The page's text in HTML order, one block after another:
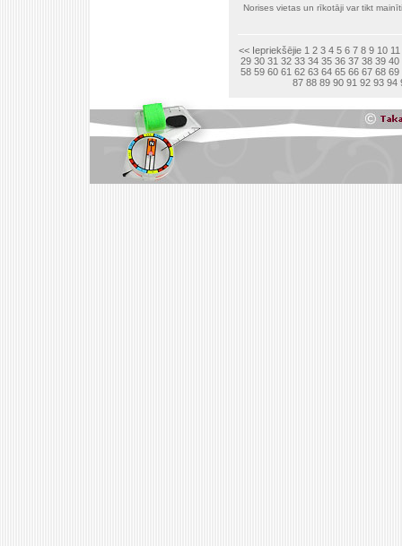
Norises vietas un rīkotāji var tikt
<< Iepriekšējie 1 2 3 4 5 6 7 8 9 10 11
29 30 31 32 33 34 35 36 37 38 39 40
58 59 60 61 62 63 64 65 66 67 68 69
87 88 89 90 91 92 93 94